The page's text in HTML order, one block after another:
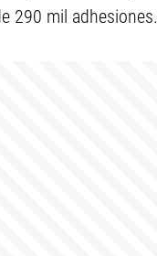
290 mil adhesiones.